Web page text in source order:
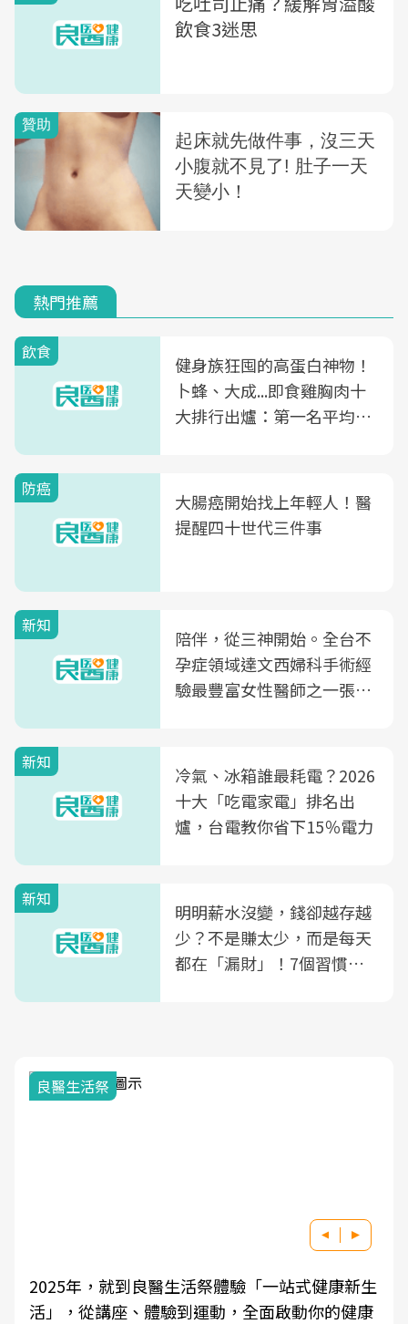
飲食3迷思
熱門推薦
飲食
健身族狂囤的高蛋白神物！
卜蜂、大成...即食雞胸肉十
大排行出爐：第一名平均一
防癌
大腸癌開始找上年輕人！醫
提醒四十世代三件事
新知
陪伴，從三神開始。全台不
孕症領域達文西婦科手術經
驗最豐富女性醫師之一張永
光田醫院建構360度女性健
康照護生態圈
新知
冷氣、冰箱誰最耗電？2026
十大「吃電家電」排名出
爐，台電教你省下15％電力
新知
明明薪水沒變，錢卻越存越
少？不是賺太少，而是每天
都在「漏財」！7個習慣一
良醫生活祭
2025年，就到良醫生活祭體驗「一站式健康新生
活」，從講座、體驗到運動，全面啟動你的健康